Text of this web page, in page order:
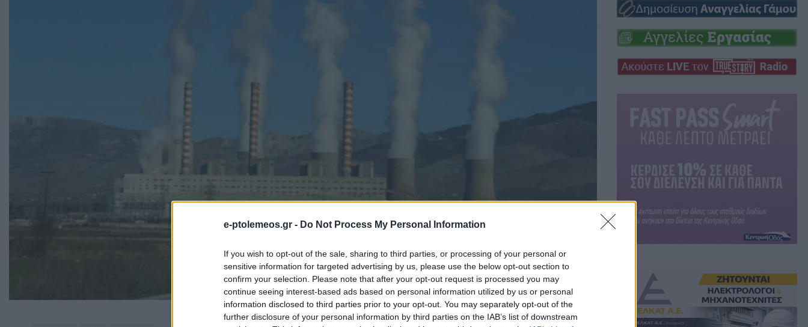
e-ptolemeos.gr - Do Not Process My Personal Information
If you wish to opt-out of the sale, sharing to third parties, or processing of your personal or
sensitive information for targeted advertising by us, please use the below opt-out section to
confirm your selection. Please note that after your opt-out request is processed you may
continue seeing interest-based ads based on personal information utilized by us or personal
information disclosed to third parties prior to your opt-out. You may separately opt-out of the
further disclosure of your personal information by third parties on the IAB’s list of downstream